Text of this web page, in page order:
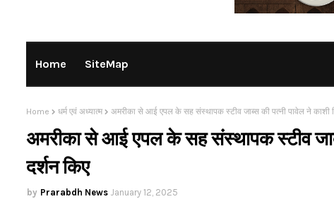
Home SiteMap
Home धर्म एवं अध्यात्म अमरीका से आई एपल के सह संस्थापक स्टीव जाब्स की पत्नी पावेल ने काशी
अमरीका से आई एपल के सह संस्थापक स्टीव
दर्शन किए
Prarabdh News January 12, 2025